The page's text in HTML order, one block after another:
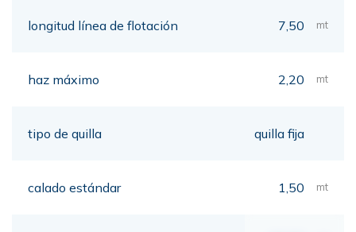
longitud línea de flotación 7,50 mt
haz máximo 2,20 mt
tipo de quilla quilla fija
calado estándar 1,50 mt